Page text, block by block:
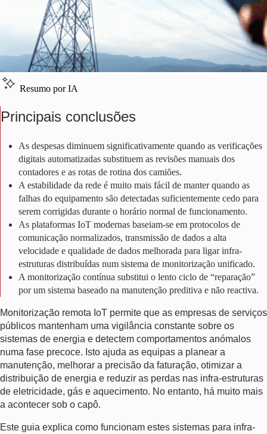
Resumo por IA
Principais conclusões
As despesas diminuem significativamente quando as verificações
digitais automatizadas substituem as revisões manuais dos
contadores e as rotas de rotina dos camiões.
A estabilidade da rede é muito mais fácil de manter quando as
falhas do equipamento são detectadas suficientemente cedo para
serem corrigidas durante o horário normal de funcionamento.
As plataformas IoT modernas baseiam-se em protocolos de
comunicação normalizados, transmissão de dados a alta
velocidade e qualidade de dados melhorada para ligar infra-
estruturas distribuídas num sistema de monitorização unificado.
A monitorização contínua substitui o lento ciclo de “reparação”
por um sistema baseado na manutenção preditiva e não reactiva.
Monitorização remota IoT permite que as empresas de serviços
públicos mantenham uma vigilância constante sobre os
sistemas de energia e detectem comportamentos anómalos
numa fase precoce. Isto ajuda as equipas a planear a
manutenção, melhorar a precisão da faturação, otimizar a
distribuição de energia e reduzir as perdas nas infra-estruturas
de eletricidade, gás e aquecimento. No entanto, há muito mais
a acontecer sob o capô.
Este guia explica como funcionam estes sistemas para infra-